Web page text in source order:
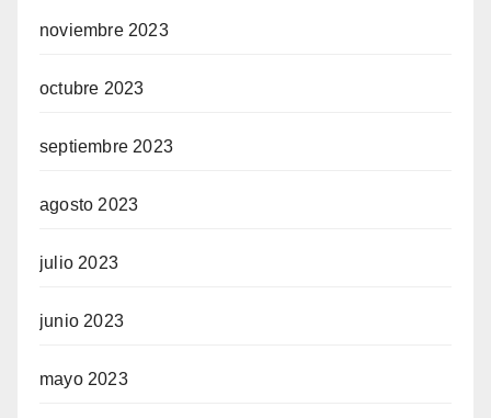
noviembre 2023
octubre 2023
septiembre 2023
agosto 2023
julio 2023
junio 2023
mayo 2023